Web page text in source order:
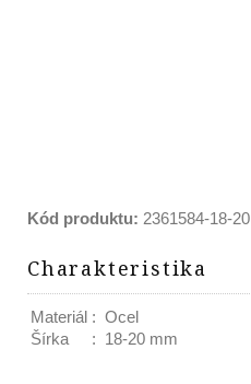
Kód produktu: 2361584-18-20
Charakteristika
Materiál : Ocel
Šírka
: 18-20 mm